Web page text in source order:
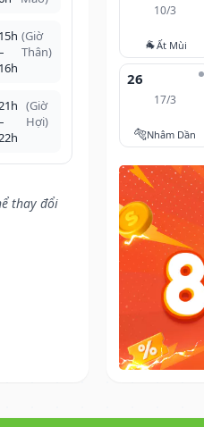
15h
16h
(Giờ
Thân)
21h
22h
(Giờ
Hợi)
thay đổi
10/3
🐐Ất Mùi
26
17/3
🐅Nhâm Dần